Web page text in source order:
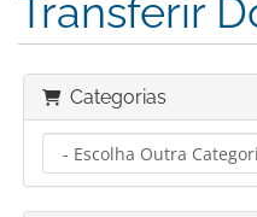
Transferir
Categorias